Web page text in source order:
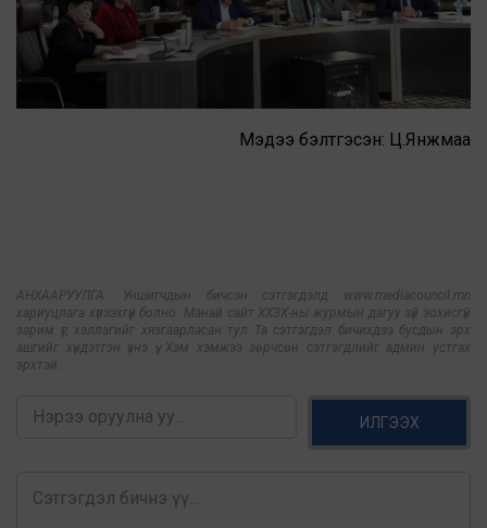
Мэдээ бэлтгэсэн: Ц.Янжмаа
АНХААРУУЛГА: Уншигчдын бичсэн сэтгэгдэлд www.mediacouncil.mn
хариуцлага хүлээхгүй болно. Манай сайт ХХЗХ-ны журмын дагуу зүй зохисгүй
зарим үг, хэллэгийг хязгаарласан тул Та сэтгэгдэл бичихдээ бусдын эрх
ашгийг хүндэтгэн үзнэ үү. Хэм хэмжээ зөрчсөн сэтгэгдлийг админ устгах
эрхтэй.
ИЛГЭЭХ